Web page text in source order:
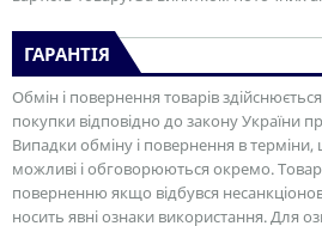
ГАРАНТІЯ
Обмін і повернення товарів
покупки відповідно до закону України
Випадки обміну і повернення в
можливі і обговорюються окремо.
поверненню якщо відбувся
носить явні ознаки використання. Для